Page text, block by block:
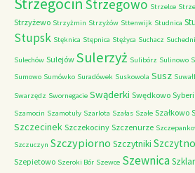
Strzegowo Strzelce
Strzyżewo Strzyżmin Strzyżów Sttenwijk Studnica
Stupsk Stęknica Stępnica Stężyca Suchacz
Sulechów Sulejów Sulerzyż Sulibórz Sulinowo
Sumowo Sumówko Suradówek Suskowola Susz
Swarzędz Swornegacie Swąderki Swędkowo
Szamocin Szamotuły Szarlota Szałas Szałe Szałkowo
Szczecinek Szczekociny Szczenurze
Szczuczyn Szczypiorno Szczytniki Szczytno
Szepietowo Szeroki Bór Szewce Szewnica